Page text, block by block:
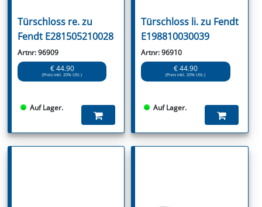
Türschloss re. zu
Fendt E281505210028
Artnr: 96909
€ 44.90
(Preis inkl. 20% USt.)
Auf Lager.
Türschloss li. zu Fendt
E198810030039
Artnr: 96910
€ 44.90
(Preis inkl. 20% USt.)
Auf Lager.